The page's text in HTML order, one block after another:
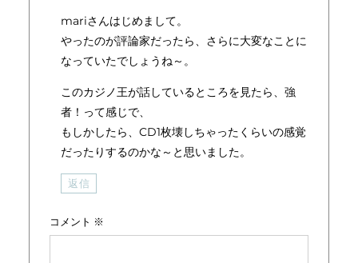
mariさんはじめまして。
やったのが評論家だったら、さらに大変なことに
なっていたでしょうね～。
このカジノ王が話しているところを見たら、強
者！って感じで、
もしかしたら、CD1枚壊しちゃったくらいの感覚
だったりするのかな～と思いました。
返信
コメント ※